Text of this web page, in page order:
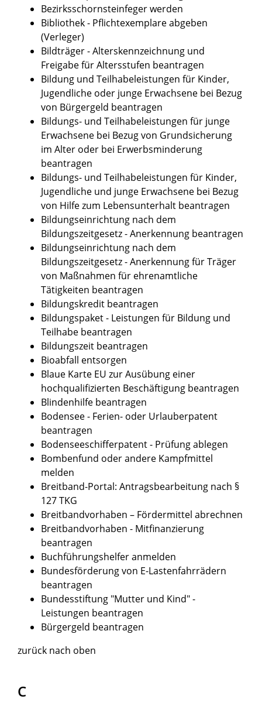
Bezirksschornsteinfeger werden
Bibliothek - Pflichtexemplare abgeben
(Verleger)
Bildträger - Alterskennzeichnung und
Freigabe für Altersstufen beantragen
Bildung und Teilhabeleistungen für Kinder,
Jugendliche oder junge Erwachsene bei Bezug
von Bürgergeld beantragen
Bildungs- und Teilhabeleistungen für junge
Erwachsene bei Bezug von Grundsicherung
im Alter oder bei Erwerbsminderung
beantragen
Bildungs- und Teilhabeleistungen für Kinder,
Jugendliche und junge Erwachsene bei Bezug
von Hilfe zum Lebensunterhalt beantragen
Bildungseinrichtung nach dem
Bildungszeitgesetz - Anerkennung beantragen
Bildungseinrichtung nach dem
Bildungszeitgesetz - Anerkennung für Träger
von Maßnahmen für ehrenamtliche
Tätigkeiten beantragen
Bildungskredit beantragen
Bildungspaket - Leistungen für Bildung und
Teilhabe beantragen
Bildungszeit beantragen
Bioabfall entsorgen
Blaue Karte EU zur Ausübung einer
hochqualifizierten Beschäftigung beantragen
Blindenhilfe beantragen
Bodensee - Ferien- oder Urlauberpatent
beantragen
Bodenseeschifferpatent - Prüfung ablegen
Bombenfund oder andere Kampfmittel
melden
Breitband-Portal: Antragsbearbeitung nach §
127 TKG
Breitbandvorhaben – Fördermittel abrechnen
Breitbandvorhaben - Mitfinanzierung
beantragen
Buchführungshelfer anmelden
Bundesförderung von E-Lastenfahrrädern
beantragen
Bundesstiftung "Mutter und Kind" -
Leistungen beantragen
Bürgergeld beantragen
zurück nach oben
C